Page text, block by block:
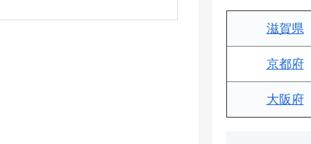
滋賀県
京都府
大阪府